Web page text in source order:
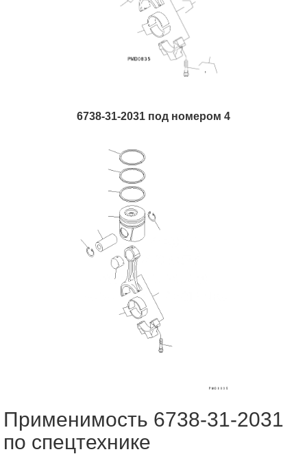
6738-31-2031 под номером 4
Применимость 6738-31-2031
по спецтехнике